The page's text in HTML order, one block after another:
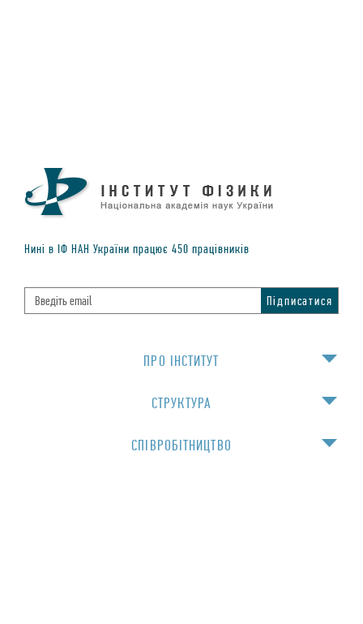
Нинi в IФ НАН України працює 450 працiвникiв
ПРО IНСТИТУТ
СТРУКТУРА
СПIВРОБIТНИЦТВО